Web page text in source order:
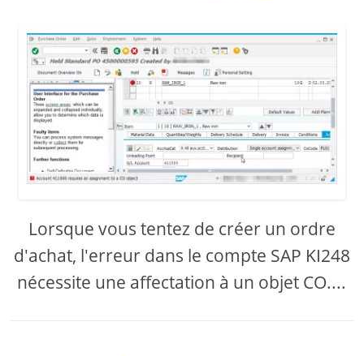
Lorsque vous tentez de créer un ordre
d'achat, l'erreur dans le compte SAP KI248
nécessite une affectation à un objet CO....